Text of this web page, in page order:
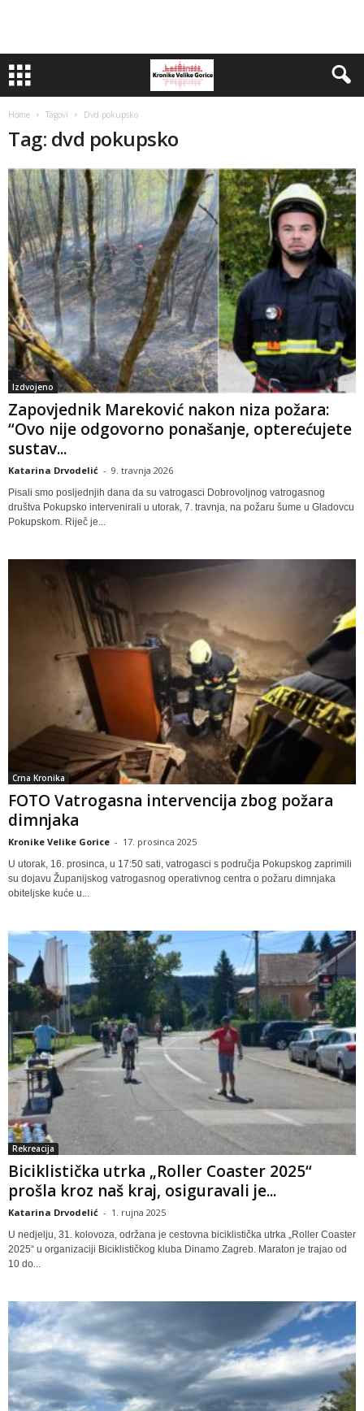
Home Tagovi Dvd pokupsko
Tag: dvd pokupsko
Izdvojeno
Zapovjednik Mareković nakon niza požara:
“Ovo nije odgovorno ponašanje, opterećujete
sustav...
Katarina Drvodelić - 9. travnja 2026
Pisali smo posljednjih dana da su vatrogasci Dobrovoljnog vatrogasnog
društva Pokupsko intervenirali u utorak, 7. travnja, na požaru šume u Gladovcu
Pokupskom. Riječ je...
Crna Kronika
FOTO Vatrogasna intervencija zbog požara
dimnjaka
Kronike Velike Gorice - 17. prosinca 2025
U utorak, 16. prosinca, u 17:50 sati, vatrogasci s područja Pokupskog zaprimili
su dojavu Županijskog vatrogasnog operativnog centra o požaru dimnjaka
obiteljske kuće u...
Rekreacija
Biciklistička utrka „Roller Coaster 2025“
prošla kroz naš kraj, osiguravali je...
Katarina Drvodelić - 1. rujna 2025
U nedjelju, 31. kolovoza, održana je cestovna biciklistička utrka „Roller Coaster
2025“ u organizaciji Biciklističkog kluba Dinamo Zagreb. Maraton je trajao od
10 do...